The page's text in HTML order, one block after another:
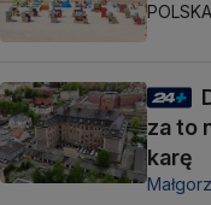
POLSKA
za to
karę